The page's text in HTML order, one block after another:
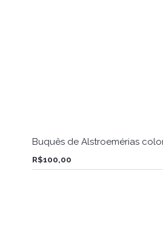
Buquês de Alstroemérias
R$100,00